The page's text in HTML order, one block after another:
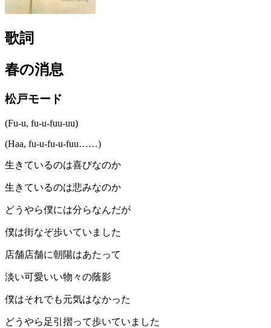
歌詞
春の消息
松戸モード
(Fu-u, fu-u-fuu-uu)
(Haa, fu-u-fu-u-fuu……)
生きているのは喜びなのか
生きているのは悲みなのか
どうやら僕には分らなんだが
僕は街なぞ歩いていました
店舗店舗に朝陽はあたって
淡い可愛いい物々の蔭影
僕はそれでも元気はなかった
どうやら足引摺って歩いていました